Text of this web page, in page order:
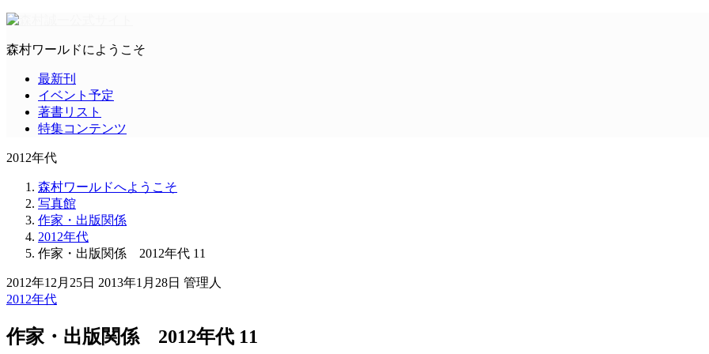
森村ワールドにようこそ
最新刊
イベント予定
著書リスト
特集コンテンツ
2012年代
森村ワールドへようこそ
写真館
作家・出版関係
2012年代
作家・出版関係 2012年代 11
2012年12月25日 2013年1月28日 管理人
2012年代
作家・出版関係 2012年代 11